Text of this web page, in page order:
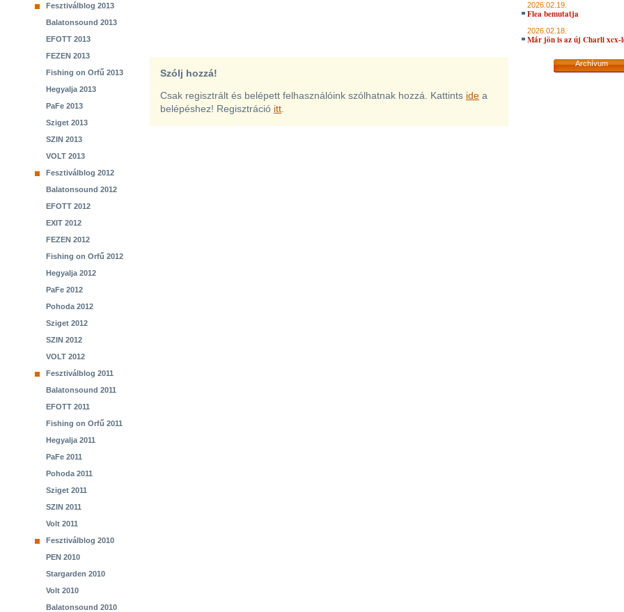
Fesztiválblog 2013
Balatonsound 2013
EFOTT 2013
FEZEN 2013
Fishing on Orfű 2013
Hegyalja 2013
PaFe 2013
Sziget 2013
SZIN 2013
VOLT 2013
Fesztiválblog 2012
Balatonsound 2012
EFOTT 2012
EXIT 2012
FEZEN 2012
Fishing on Orfű 2012
Hegyalja 2012
PaFe 2012
Pohoda 2012
Sziget 2012
SZIN 2012
VOLT 2012
Fesztiválblog 2011
Balatonsound 2011
EFOTT 2011
Fishing on Orfű 2011
Hegyalja 2011
PaFe 2011
Pohoda 2011
Sziget 2011
SZIN 2011
Volt 2011
Fesztiválblog 2010
PEN 2010
Stargarden 2010
Volt 2010
Balatonsound 2010
Szólj hozzá!
Csak regisztrált és belépett felhasználóink szólhatnak hozzá. Kattints ide a
belépéshez! Regisztráció itt
2026.02.19.
Flea bemutatja
2026.02.18.
Már jön is az új Charli xcx-
Archívum